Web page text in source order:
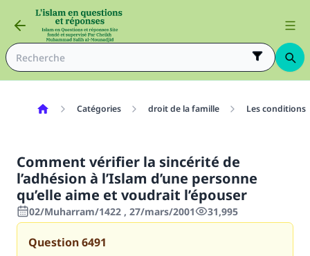
Catégories droit de la famille Les conditions
Comment vérifier la sincérité de
l’adhésion à l’Islam d’une personne
qu’elle aime et voudrait l’épouser
02/Muharram/1422 , 27/mars/2001 31,995
Question6491